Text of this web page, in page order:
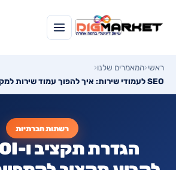
ראשי‹המאמרים שלנו‹
SEO לעמודי שירות: איך להפוך עמוד שירות למקור תנועה אורגני קבוע
רשתות חברתיות